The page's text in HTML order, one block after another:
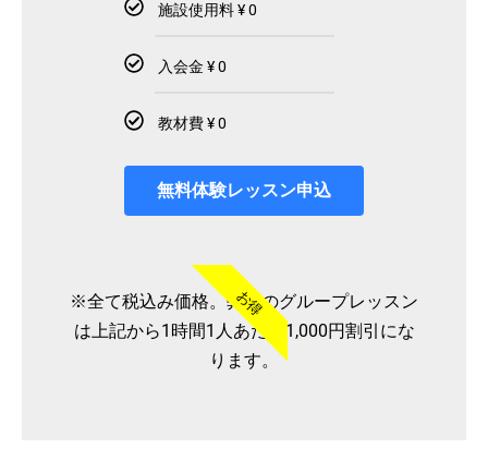
施設使用料 ¥ 0
入会金 ¥ 0
教材費 ¥ 0
無料体験レッスン申込
お得
※全て税込み価格。弊社のグループレッスン
は上記から1時間1人あたり1,000円割引にな
ります。